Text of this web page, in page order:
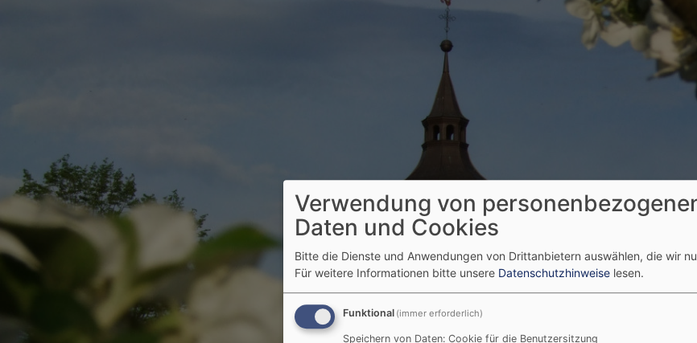
Verwendung von
Daten und Cookies
Bitte die Dienste und Anwendungen von Drittanbietern auswählen, die wir
Für weitere Informationen bitte unsere Datenschutzhinweise lesen.
Funktional (immer erforderlich)
Speichern von Daten: Cookie für die Benutzersitzung